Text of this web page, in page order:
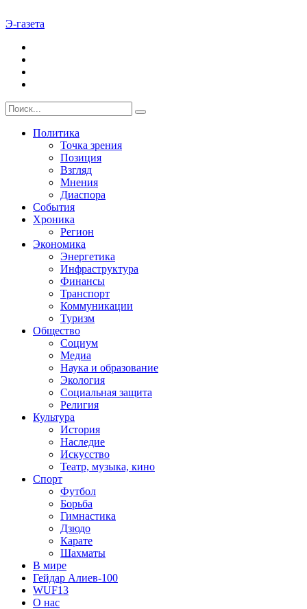
Э-газета
Политика
Точка зрения
Позиция
Взгляд
Мнения
Диаспора
События
Хроника
Регион
Экономика
Энергетика
Инфраструктура
Финансы
Транспорт
Коммуникации
Туризм
Общество
Социум
Медиа
Наука и образование
Экология
Социальная защита
Религия
Культура
История
Наследие
Искусство
Театр, музыка, кино
Спорт
Футбол
Борьба
Гимнастика
Дзюдо
Карате
Шахматы
В мире
Гейдар Алиев-100
WUF13
О нас